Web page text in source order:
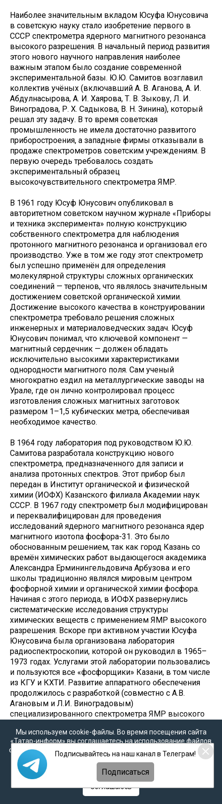
Наиболее значительным вкладом Юсуфа Юнусовича
в советскую науку стало изобретение первого в
СССР спектрометра ядерного магнитного резонанса
высокого разрешения. В начальный период развития
этого нового научного направления наиболее
важным этапом было создание современной
экспериментальной базы. Ю.Ю. Самитов возглавил
коллектив учёных (включавший А. В. Агaнoвa, А. И.
Абдулнасырова, А. И. Хаярова, Т. В. Зыкову, Л. И.
Виноградова, Р. Х. Садыкова, В. Н. Зинина), который
решал эту задачу. В то время советская
промышленность не имела достаточно развитого
приборостроения, а западные фирмы отказывали в
продаже спектрометров советским учреждениям. В
первую очередь требовалось создать
экспериментальный образец
высокочувствительного спектрометра ЯМР.
В 1961 году Юсуф Юнусович опубликовал в
авторитетном советском научном журнале «Приборы
и техника эксперимента» полную конструкцию
собственного спектрометра для наблюдения
протонного магнитного резонанса и организовал его
производство. Уже в том же году этот спектрометр
был успешно применён для определения
молекулярной структуры сложных органических
соединений — терпенов, что являлось значительным
достижением советской органической химии.
Достижение высокого качества в конструировании
спектрометра требовало решения сложных
инженерных и материаловедческих задач. Юсуф
Юнусович понимал, что ключевой компонент —
магнитный сердечник — должен обладать
исключительно высокими характеристиками
однородности магнитного поля. Сам ученый
многократно ездил на металлургические заводы на
Урале, где он лично контролировал процесс
изготовления сложных магнитных заготовок
размером 1–1,5 кубических метра, обеспечивая
необходимое качество.
В 1964 году лаборатория под руководством Ю.Ю.
Самитова разработала конструкцию нового
спектрометра, предназначенного для записи и
анализа протонных спектров. Этот прибор был
передан в Институт органической и физической
химии (ИОФХ) Казанского филиала Академии наук
СССР. В 1967 году спектрометр был модифицирован
и переквалифицирован для проведения
исследований ядерного магнитного резонанса ядер
магнитного изотопа фосфора-31. Это было
обоснованным решением, так как город Казань со
времён химических работ выдающегося академика
Александра Ерминингельдовича Арбузова и его
школы традиционно являлся мировым центром
фосфорной химии и органической химии фосфора.
Начиная с этого периода, в ИОФХ развернулись
систематические исследования структуры
химических веществ с применением ЯМР высокого
разрешения. Вскоре при активном участии Юсуфа
Юнусовича была организована лаборатория
радиоспектроскопии, которой он руководил в 1965–
1973 годах. Услугами этой лаборатории пользовались
и пользуются все «фосфорщики» Казани, в том числе
из КГУ и КХТИ. Развитие аппаратного обеспечения
продолжилось с разработкой (совместно с А.В.
Агановым и Л.И. Виноградовым)
специализированного спектрометра ЯМР высокого
кинетических и динамических исследований. В
конструкцию этого прибора были воплощены многие
новые инженерные и физические идеи.
В 1967 году Юсуф Юнусович защитил докторскую
диссертацию на тему «Спектры ядерного магнитного
резонанса и стереоизомерия молекул». Это была
Мы используем cookie-файлы. Во время посещения сайта
«Татар-информ» вы соглашаетесь на использование файлов
cookie в соответствии с настоящим уведомлением, согласием
наобработку персональных данных,Политикой о
персональных данных
Политикой конфиденциальности
Соглашаюсь
Подписывайтесь на наш канал в Телеграм!
Подписаться